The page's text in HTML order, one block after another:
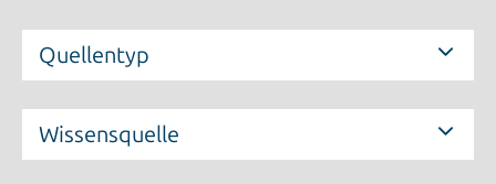
Quellentyp
Wissensquelle